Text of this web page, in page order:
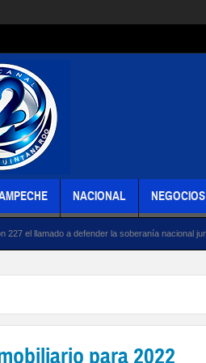
NACIONAL NEGOCIOS
la soberanía nacional junto a Rafa Marín
para 2022